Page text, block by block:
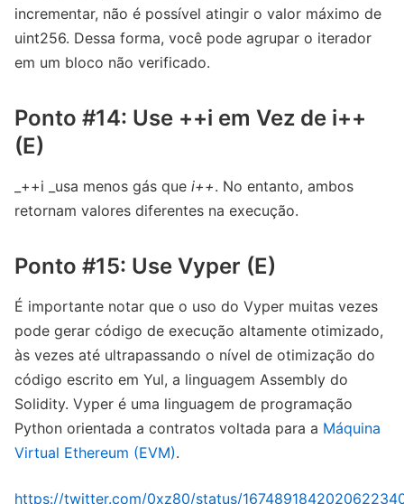
incrementar, não é possível atingir o valor máximo de
uint256. Dessa forma, você pode agrupar o iterador
em um bloco não verificado.
Ponto #14: Use ++i em Vez de i++
(E)
_++i _usa menos gás que i++. No entanto, ambos
retornam valores diferentes na execução.
Ponto #15: Use Vyper (E)
É importante notar que o uso do Vyper muitas vezes
pode gerar código de execução altamente otimizado,
às vezes até ultrapassando o nível de otimização do
código escrito em Yul, a linguagem Assembly do
Solidity. Vyper é uma linguagem de programação
Python orientada a contratos voltada para a Máquina
Virtual Ethereum (EVM).
https://twitter.com/0xz80/status/